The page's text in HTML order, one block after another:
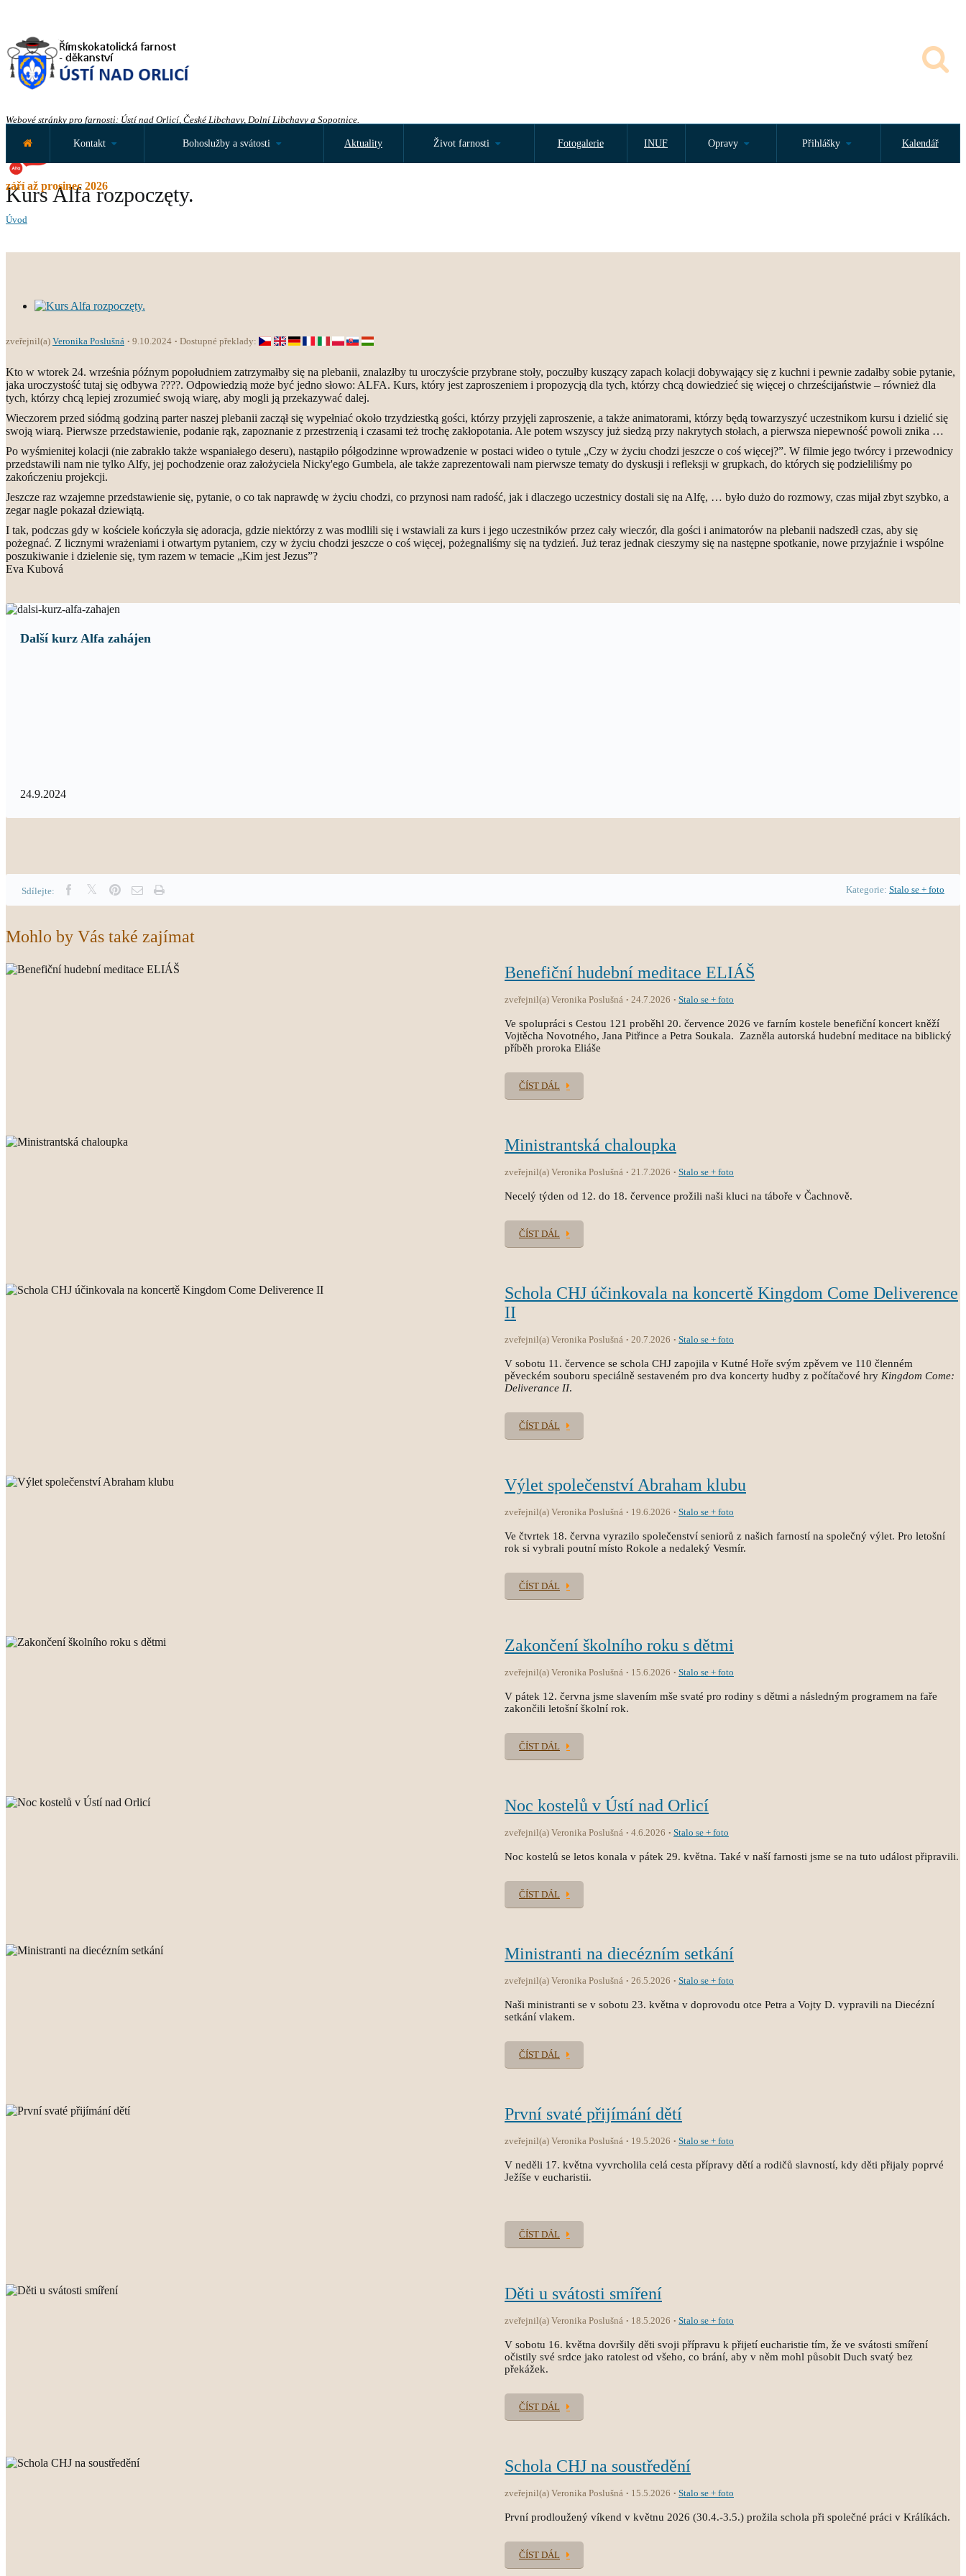
Webové stránky pro farnosti: Ústí nad Orlicí, České Libchavy, Dolní Libchavy a Sopotnice.
září až prosinec 2026
Kontakt Bohoslužby a svátosti Aktuality Život farnosti Fotogalerie INUF Opravy Přihlášky Kalendář
Kurs Alfa rozpoczęty.
Úvod
zveřejnil(a) Veronika Poslušná 9.10.2024 Dostupné překlady:
Kto w wtorek 24. września późnym popołudniem zatrzymałby się na plebanii, znalazłby tu uroczyście przybrane stoły, poczułby kuszący zapach kolacji dobywający się z kuchni i pewnie zadałby sobie pytanie,
jaka uroczystość tutaj się odbywa ????. Odpowiedzią może być jedno słowo: ALFA. Kurs, który jest zaproszeniem i propozycją dla tych, którzy chcą dowiedzieć się więcej o chrześcijaństwie – również dla
tych, którzy chcą lepiej zrozumieć swoją wiarę, aby mogli ją przekazywać dalej.
Wieczorem przed siódmą godziną parter naszej plebanii zaczął się wypełniać około trzydziestką gości, którzy przyjęli zaproszenie, a także animatorami, którzy będą towarzyszyć uczestnikom kursu i dzielić się
swoją wiarą. Pierwsze przedstawienie, podanie rąk, zapoznanie z przestrzenią i czasami też trochę zakłopotania. Ale potem wszyscy już siedzą przy nakrytych stołach, a pierwsza niepewność powoli znika …
Po wyśmienitej kolacji (nie zabrakło także wspaniałego deseru), nastąpiło półgodzinne wprowadzenie w postaci wideo o tytule „Czy w życiu chodzi jeszcze o coś więcej?”. W filmie jego twórcy i przewodnicy
przedstawili nam nie tylko Alfy, jej pochodzenie oraz założyciela Nicky'ego Gumbela, ale także zaprezentowali nam pierwsze tematy do dyskusji i refleksji w grupkach, do których się podzieliliśmy po
zakończeniu projekcji.
Jeszcze raz wzajemne przedstawienie się, pytanie, o co tak naprawdę w życiu chodzi, co przynosi nam radość, jak i dlaczego uczestnicy dostali się na Alfę, … było dużo do rozmowy, czas mijał zbyt szybko, a
zegar nagle pokazał dziewiątą.
I tak, podczas gdy w kościele kończyła się adoracja, gdzie niektórzy z was modlili się i wstawiali za kurs i jego uczestników przez cały wieczór, dla gości i animatorów na plebanii nadszedł czas, aby się
pożegnać. Z licznymi wrażeniami i otwartym pytaniem, czy w życiu chodzi jeszcze o coś więcej, pożegnaliśmy się na tydzień. Już teraz jednak cieszymy się na następne spotkanie, nowe przyjaźnie i wspólne
poszukiwanie i dzielenie się, tym razem w temacie „Kim jest Jezus”?
Eva Kubová
Další kurz Alfa zahájen
24.9.2024
Sdílejte: Kategorie: Stalo se + foto
Mohlo by Vás také zajímat
Benefiční hudební meditace ELIÁŠ
zveřejnil(a) Veronika Poslušná 24.7.2026 Stalo se + foto
Ve spolupráci s Cestou 121 proběhl 20. července 2026 ve farním kostele benefiční koncert kněží
Vojtěcha Novotného, Jana Pitřince a Petra Soukala. Zazněla autorská hudební meditace na biblický
příběh proroka Eliáše
ČÍST DÁL
Ministrantská chaloupka
zveřejnil(a) Veronika Poslušná 21.7.2026 Stalo se + foto
Necelý týden od 12. do 18. července prožili naši kluci na táboře v Čachnově.
ČÍST DÁL
Schola CHJ účinkovala na koncertě Kingdom Come Deliverence
II
zveřejnil(a) Veronika Poslušná 20.7.2026 Stalo se + foto
V sobotu 11. července se schola CHJ zapojila v Kutné Hoře svým zpěvem ve 110 členném
pěveckém souboru speciálně sestaveném pro dva koncerty hudby z počítačové hry Kingdom Come:
Deliverance II.
ČÍST DÁL
Výlet společenství Abraham klubu
zveřejnil(a) Veronika Poslušná 19.6.2026 Stalo se + foto
Ve čtvrtek 18. června vyrazilo společenství seniorů z našich farností na společný výlet. Pro letošní
rok si vybrali poutní místo Rokole a nedaleký Vesmír.
ČÍST DÁL
Zakončení školního roku s dětmi
zveřejnil(a) Veronika Poslušná 15.6.2026 Stalo se + foto
V pátek 12. června jsme slavením mše svaté pro rodiny s dětmi a následným programem na faře
zakončili letošní školní rok.
ČÍST DÁL
Noc kostelů v Ústí nad Orlicí
zveřejnil(a) Veronika Poslušná 4.6.2026 Stalo se + foto
Noc kostelů se letos konala v pátek 29. května. Také v naší farnosti jsme se na tuto událost připravili.
ČÍST DÁL
Ministranti na diecézním setkání
zveřejnil(a) Veronika Poslušná 26.5.2026 Stalo se + foto
Naši ministranti se v sobotu 23. května v doprovodu otce Petra a Vojty D. vypravili na Diecézní
setkání vlakem.
ČÍST DÁL
První svaté přijímání dětí
zveřejnil(a) Veronika Poslušná 19.5.2026 Stalo se + foto
V neděli 17. května vyvrcholila celá cesta přípravy dětí a rodičů slavností, kdy děti přijaly poprvé
Ježíše v eucharistii.
ČÍST DÁL
Děti u svátosti smíření
zveřejnil(a) Veronika Poslušná 18.5.2026 Stalo se + foto
V sobotu 16. května dovršily děti svoji přípravu k přijetí eucharistie tím, že ve svátosti smíření
očistily své srdce jako ratolest od všeho, co brání, aby v něm mohl působit Duch svatý bez
překážek.
ČÍST DÁL
Schola CHJ na soustředění
zveřejnil(a) Veronika Poslušná 15.5.2026 Stalo se + foto
První prodloužený víkend v květnu 2026 (30.4.-3.5.) prožila schola při společné práci v Králíkách.
ČÍST DÁL